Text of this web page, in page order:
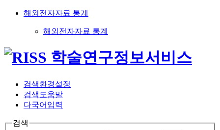
해외전자자료 통계
해외전자자료 통계
검색환경설정
검색도움말
다국어입력
검색